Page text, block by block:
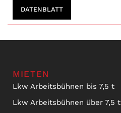
DATENBLATT
MIETEN
Lkw Arbeitsbühnen bis 7,5 t
Lkw Arbeitsbühnen über 7,5 t